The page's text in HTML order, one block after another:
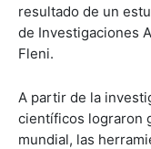
resultado de un
de Investigaciones
Fleni.
A partir de la
científicos lograron
mundial, las